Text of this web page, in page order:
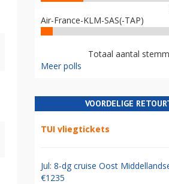
Air-France-KLM-SAS(-TAP)
Totaal aantal
Meer polls
VOORDELIGE
TUI vliegtickets
Jul: 8-dg cruise Oost
€1235